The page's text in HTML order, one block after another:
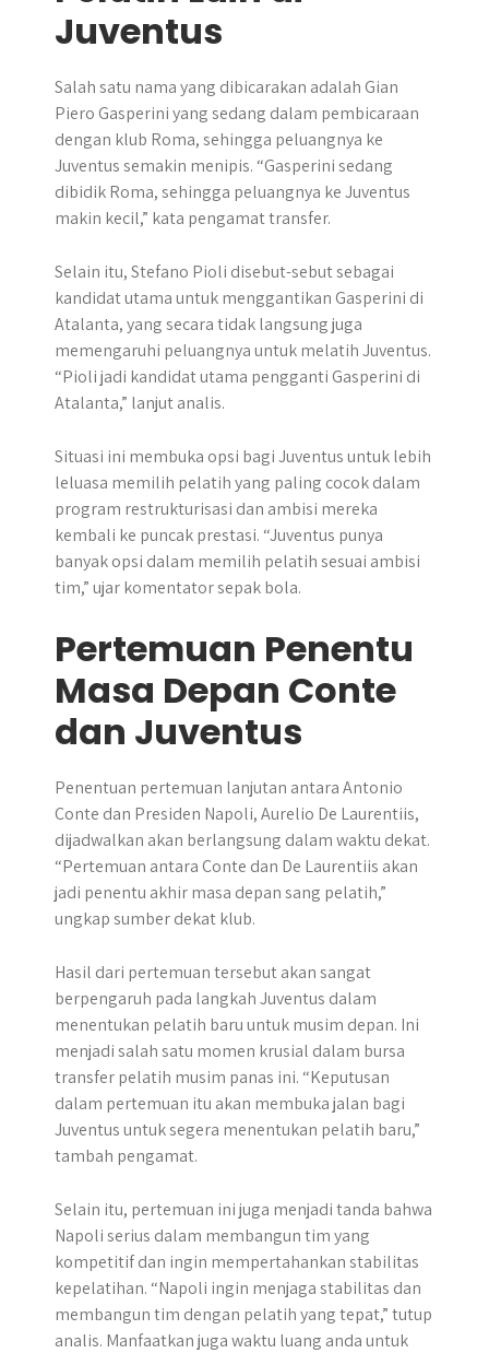
Juventus
Salah satu nama yang dibicarakan adalah Gian
Piero Gasperini yang sedang dalam pembicaraan
dengan klub Roma, sehingga peluangnya ke
Juventus semakin menipis. “Gasperini sedang
dibidik Roma, sehingga peluangnya ke Juventus
makin kecil,” kata pengamat transfer.
Selain itu, Stefano Pioli disebut-sebut sebagai
kandidat utama untuk menggantikan Gasperini di
Atalanta, yang secara tidak langsung juga
memengaruhi peluangnya untuk melatih Juventus.
“Pioli jadi kandidat utama pengganti Gasperini di
Atalanta,” lanjut analis.
Situasi ini membuka opsi bagi Juventus untuk lebih
leluasa memilih pelatih yang paling cocok dalam
program restrukturisasi dan ambisi mereka
kembali ke puncak prestasi. “Juventus punya
banyak opsi dalam memilih pelatih sesuai ambisi
tim,” ujar komentator sepak bola.
Pertemuan Penentu
Masa Depan Conte
dan Juventus
Penentuan pertemuan lanjutan antara Antonio
Conte dan Presiden Napoli, Aurelio De Laurentiis,
dijadwalkan akan berlangsung dalam waktu dekat.
“Pertemuan antara Conte dan De Laurentiis akan
jadi penentu akhir masa depan sang pelatih,”
ungkap sumber dekat klub.
Hasil dari pertemuan tersebut akan sangat
berpengaruh pada langkah Juventus dalam
menentukan pelatih baru untuk musim depan. Ini
menjadi salah satu momen krusial dalam bursa
transfer pelatih musim panas ini. “Keputusan
dalam pertemuan itu akan membuka jalan bagi
Juventus untuk segera menentukan pelatih baru,”
tambah pengamat.
Selain itu, pertemuan ini juga menjadi tanda bahwa
Napoli serius dalam membangun tim yang
kompetitif dan ingin mempertahankan stabilitas
kepelatihan. “Napoli ingin menjaga stabilitas dan
membangun tim dengan pelatih yang tepat,” tutup
analis. Manfaatkan juga waktu luang anda untuk